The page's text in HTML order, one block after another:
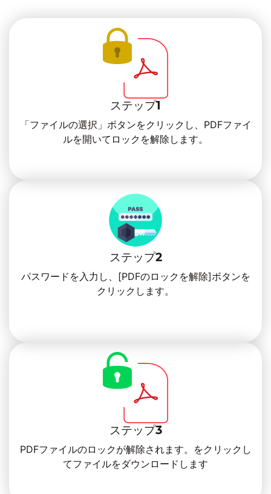
ステップ1
「ファイルの選択」ボタンをクリックし、PDFファイ
ルを開いてロックを解除します。
ステップ2
パスワードを入力し、[PDFのロックを解除]ボタンを
クリックします。
ステップ3
PDFファイルのロックが解除されます。をクリックし
てファイルをダウンロードします